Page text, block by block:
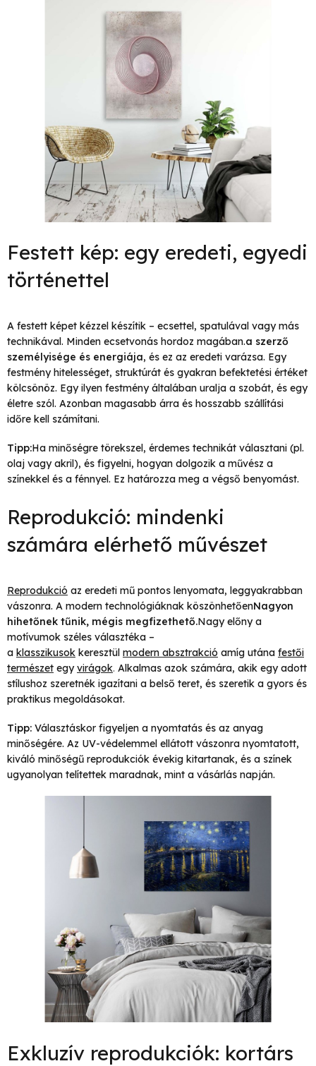
Festett kép: egy eredeti, egyedi
történettel
A festett képet kézzel készítik – ecsettel, spatulával vagy más
technikával. Minden ecsetvonás hordoz magában.a szerző
személyisége és energiája, és ez az eredeti varázsa. Egy
festmény hitelességet, struktúrát és gyakran befektetési értéket
kölcsönöz. Egy ilyen festmény általában uralja a szobát, és egy
életre szól. Azonban magasabb árra és hosszabb szállítási
időre kell számítani.
Tipp:Ha minőségre törekszel, érdemes technikát választani (pl.
olaj vagy akril), és figyelni, hogyan dolgozik a művész a
színekkel és a fénnyel. Ez határozza meg a végső benyomást.
Reprodukció: mindenki
számára elérhető művészet
Reprodukció az eredeti mű pontos lenyomata, leggyakrabban
vászonra. A modern technológiáknak köszönhetőenNagyon
hihetőnek tűnik, mégis megfizethető.Nagy előny a
motívumok széles választéka –
a klasszikusok keresztül modern absztrakció amíg utána festői
természet egyvirágok. Alkalmas azok számára, akik egy adott
stílushoz szeretnék igazítani a belső teret, és szeretik a gyors és
praktikus megoldásokat.
Tipp: Választáskor figyeljen a nyomtatás és az anyag
minőségére. Az UV-védelemmel ellátott vászonra nyomtatott,
kiváló minőségű reprodukciók évekig kitartanak, és a színek
ugyanolyan telítettek maradnak, mint a vásárlás napján.
Exkluzív reprodukciók: kortárs